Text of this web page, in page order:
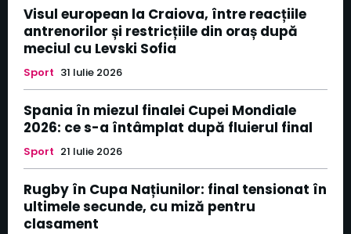
Visul european la Craiova, între reacțiile
antrenorilor și restricțiile din oraș după
meciul cu Levski Sofia
Sport 31 Iulie 2026
Spania în miezul finalei Cupei Mondiale
2026: ce s-a întâmplat după fluierul final
Sport 21 Iulie 2026
Rugby în Cupa Națiunilor: final tensionat în
ultimele secunde, cu miză pentru
clasament